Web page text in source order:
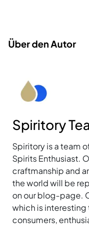
Über den Autor
Spiritory
Spiritory is a team
Spirits Enthusiast.
craftmanship and
the world will be
on our blog-page.
which is interesting
consumers,